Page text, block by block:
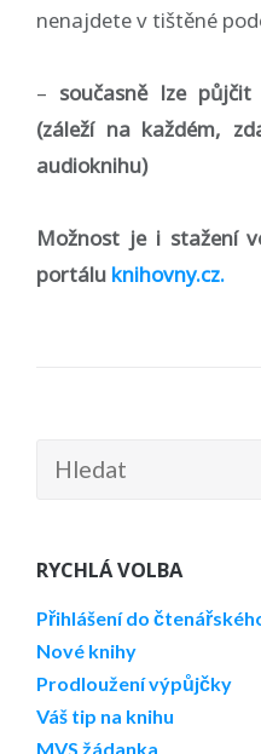
nenajdete v tištěné
– současně lze
(záleží na každém,
audioknihu)
Možnost je i stažení
portálu knihovny.cz.
Hledat:
RYCHLÁ VOLBA
Přihlášení do
Nové knihy
Prodloužení výpůjčky
Váš tip na knihu
MVS žádanka